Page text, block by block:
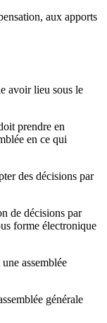
aux apports
avoir lieu sous le
prendre en
en ce qui
des décisions par
de décisions par
forme électronique
assemblée
générale